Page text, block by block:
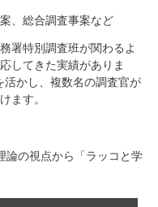
、総合調査事案など
署特別調査班が関わるよ
してきた実績がありま
かし、複数名の調査官が
ます。
論の視点から「ラッコと学